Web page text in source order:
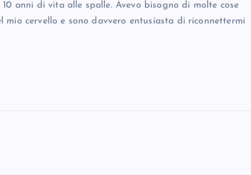
anni di vita alle spalle. Avevo bisogno di molte cose
cervello e sono davvero entusiasta di riconnettermi